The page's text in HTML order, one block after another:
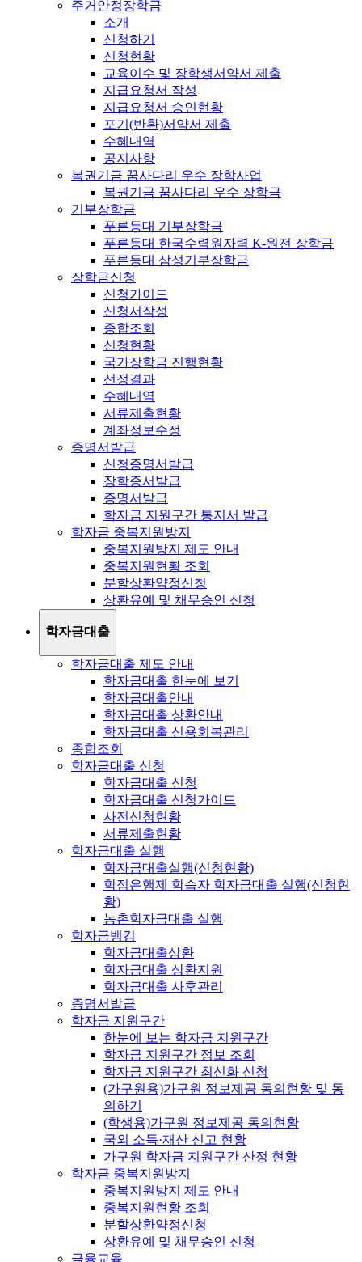
주거안정장학금
소개
신청하기
신청현황
교육이수 및 장학생서약서 제출
지급요청서 작성
지급요청서 승인현황
포기(반환)서약서 제출
수혜내역
공지사항
복권기금 꿈사다리 우수 장학사업
복권기금 꿈사다리 우수 장학금
기부장학금
푸른등대 기부장학금
푸른등대 한국수력원자력 K-원전 장학금
푸른등대 삼성기부장학금
장학금신청
신청가이드
신청서작성
종합조회
신청현황
국가장학금 진행현황
선정결과
수혜내역
서류제출현황
계좌정보수정
증명서발급
신청증명서발급
장학증서발급
증명서발급
학자금 지원구간 통지서 발급
학자금 중복지원방지
중복지원방지 제도 안내
중복지원현황 조회
분할상환약정신청
상환유예 및 채무승인 신청
학자금대출
학자금대출 제도 안내
학자금대출 한눈에 보기
학자금대출안내
학자금대출 상환안내
학자금대출 신용회복관리
종합조회
학자금대출 신청
학자금대출 신청
학자금대출 신청가이드
사전신청현황
서류제출현황
학자금대출 실행
학자금대출실행(신청현황)
학점은행제 학습자 학자금대출 실행(신청현
황)
농촌학자금대출 실행
학자금뱅킹
학자금대출상환
학자금대출 상환지원
학자금대출 사후관리
증명서발급
학자금 지원구간
한눈에 보는 학자금 지원구간
학자금 지원구간 정보 조회
학자금 지원구간 최신화 신청
(가구원용)가구원 정보제공 동의현황 및 동
의하기
(학생용)가구원 정보제공 동의현황
국외 소득·재산 신고 현황
가구원 학자금 지원구간 산정 현황
학자금 중복지원방지
중복지원방지 제도 안내
중복지원현황 조회
분할상환약정신청
상환유예 및 채무승인 신청
금융교육